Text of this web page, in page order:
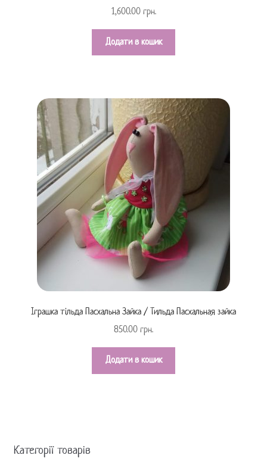
1,600.00 грн.
Додати в кошик
Іграшка тільда Пасхальна Зайка / Тильда Пасхальная зайка
850.00 грн.
Додати в кошик
Категорії товарів